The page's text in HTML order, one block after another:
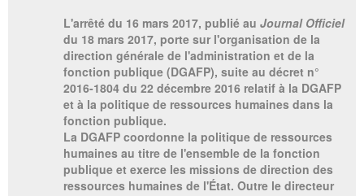
L'arrêté du 16 mars 2017, publié au Journal Officiel
du 18 mars 2017, porte sur l'organisation de la
direction générale de l'administration et de la
fonction publique (DGAFP), suite au décret n°
2016-1804 du 22 décembre 2016 relatif à la DGAFP
et à la politique de ressources humaines dans la
fonction publique.
La DGAFP coordonne la politique de ressources
humaines au titre de l'ensemble de la fonction
publique et exerce les missions de direction des
ressources humaines de l'État. Outre le directeur